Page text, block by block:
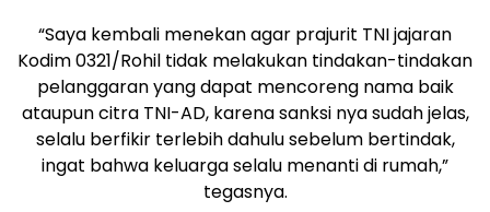
“Saya kembali menekan agar prajurit TNI jajaran
Kodim 0321/Rohil tidak melakukan tindakan-tindakan
pelanggaran yang dapat mencoreng nama baik
ataupun citra TNI-AD, karena sanksi nya sudah jelas,
selalu berfikir terlebih dahulu sebelum bertindak,
ingat bahwa keluarga selalu menanti di rumah,”
tegasnya.